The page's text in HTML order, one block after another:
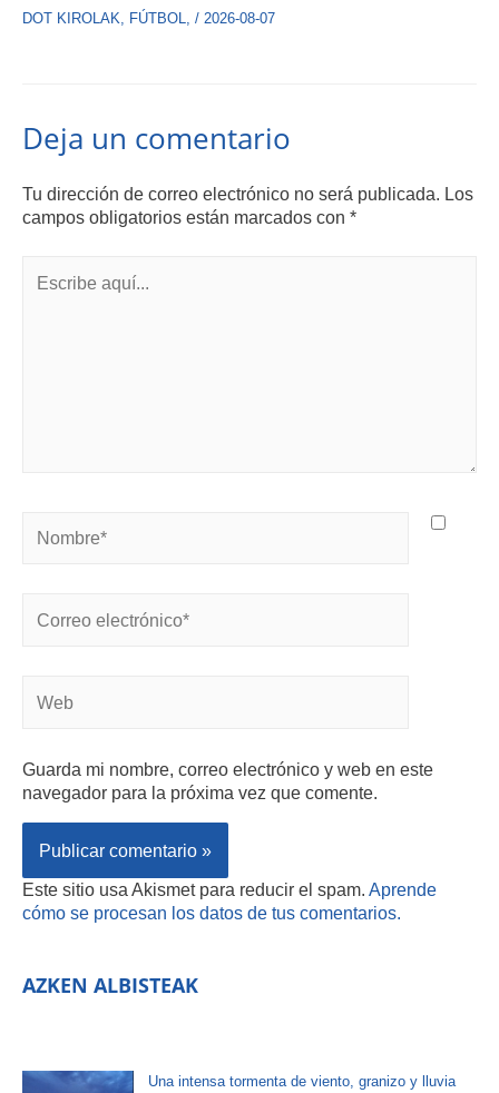
DOT KIROLAK, FÚTBOL, / 2026-08-07
Deja un comentario
Tu dirección de correo electrónico no será publicada. Los
campos obligatorios están marcados con *
Guarda mi nombre, correo electrónico y web en este
navegador para la próxima vez que comente.
Este sitio usa Akismet para reducir el spam. Aprende
cómo se procesan los datos de tus comentarios.
AZKEN ALBISTEAK
Una intensa tormenta de viento, granizo y lluvia